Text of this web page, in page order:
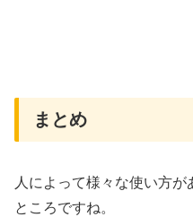
まとめ
人によって様々な使い方
ところですね。